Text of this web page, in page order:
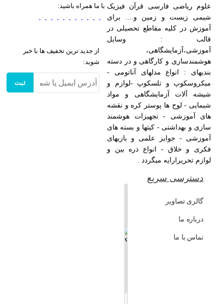
علوم ریاضی فارسی قرآن فیزیک
شیمی زیست و زمین و.... برای
آموزش در کلیه مقاطع تحصیلی در
قالب : وسایل
آموزشی،آزمایشگاهی،
هوشمندسازی و کارگاهی و در دسته
بندیهای : انواع مدلهای آناتومی -
میکروسکوپ و تلسکوپ -لوازم و
شیشه آلات آزمایشگاهی و مواد
شیمایی - لوح ها پوستر کره و نقشه
های آموزشی - تجهیزات هوشمند
سازی و بهداشتی - کیتها و بسته های
آموزشی - جوایز علمی و بازیهای
فکری و خلاق - انواع ذره بین و
لوازم تحریرارایه میگردد .
دسترسی سریع
گالری تصاویر
درباره ما
تماس با ما
با ما همراه باشید:
از جدید ترین تخفیف ها با خبر
شوید:
ثبت